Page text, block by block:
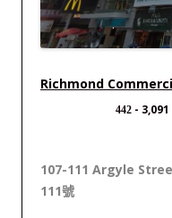
Richmond
442 -
107-111 Argyle
111號